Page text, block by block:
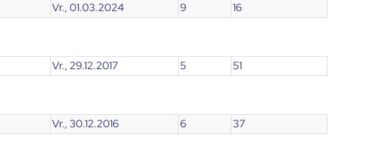
Vr., 01.03.2024 9 16
Vr., 29.12.2017 5 51
Vr., 30.12.2016 6 37